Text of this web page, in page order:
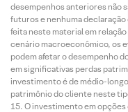
desempenhos anteriores não
futuros e nenhuma declaração
feita neste material em
cenário macroeconômico, os
podem afetar o desempenho
em significativas perdas
investimento é de médio-
patrimônio do cliente neste
O investimento em